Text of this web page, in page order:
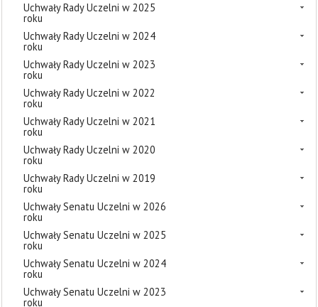
Uchwały Rady Uczelni w 2025
roku
Uchwały Rady Uczelni w 2024
roku
Uchwały Rady Uczelni w 2023
roku
Uchwały Rady Uczelni w 2022
roku
Uchwały Rady Uczelni w 2021
roku
Uchwały Rady Uczelni w 2020
roku
Uchwały Rady Uczelni w 2019
roku
Uchwały Senatu Uczelni w 2026
roku
Uchwały Senatu Uczelni w 2025
roku
Uchwały Senatu Uczelni w 2024
roku
Uchwały Senatu Uczelni w 2023
roku